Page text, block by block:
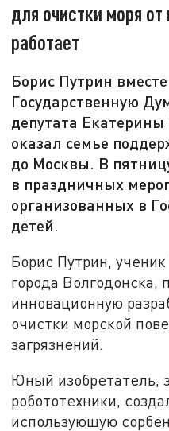
для очистки моря
работает
Борис Путрин
Государственную
депутата
оказал семье
до Москвы. В
в праздничных
организованных в
детей.
Борис Путрин,
города Волгодонска,
инновационную
очистки морской
загрязнений.
Юный изобретатель,
робототехники,
использующую